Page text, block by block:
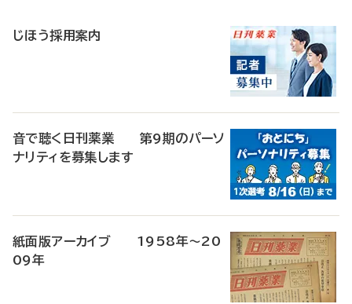
じほう採用案内
音で聴く日刊薬業 第9期のパーソ
ナリティを募集します
紙面版アーカイブ 1958年～20
09年